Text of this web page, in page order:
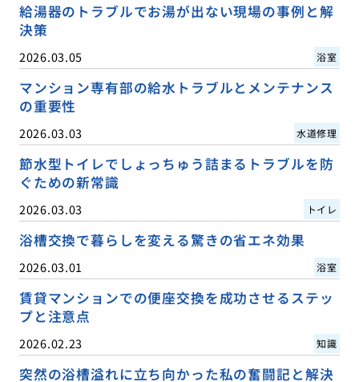
給湯器のトラブルでお湯が出ない現場の事例と解
決策
2026.03.05 浴室
マンション専有部の給水トラブルとメンテナンス
の重要性
2026.03.03 水道修理
節水型トイレでしょっちゅう詰まるトラブルを防
ぐための新常識
2026.03.03 トイレ
浴槽交換で暮らしを変える驚きの省エネ効果
2026.03.01 浴室
賃貸マンションでの便座交換を成功させるステッ
プと注意点
2026.02.23 知識
突然の浴槽溢れに立ち向かった私の奮闘記と解決